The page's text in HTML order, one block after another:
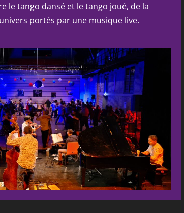
le tango dansé et le tango joué, de la
portés par une musique live.